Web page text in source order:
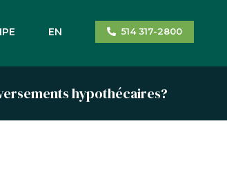
EN 514 317-2800
hypothécaires?